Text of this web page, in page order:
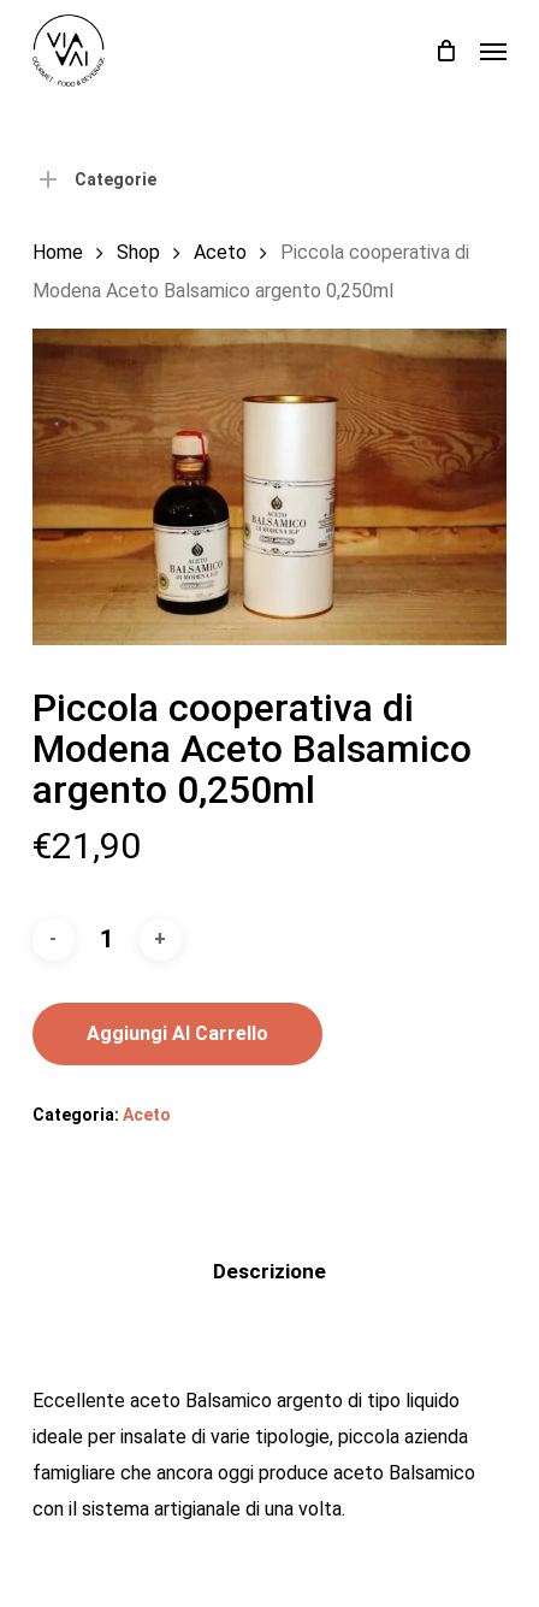
Carrello Close
Categorie
Home Shop Aceto
Piccola cooperativa di
Modena Aceto Balsamico argento 0,250ml
Piccola cooperativa di
Modena Aceto Balsamico
argento 0,250ml
€21,90
Aggiungi Al Carrello
Categoria: Aceto
Descrizione
Eccellente aceto Balsamico argento di tipo liquido
ideale per insalate di varie tipologie, piccola azienda
famigliare che ancora oggi produce aceto Balsamico
con il sistema artigianale di una volta.